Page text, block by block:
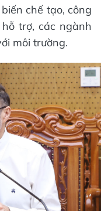
chế tạo, công
trợ, các ngành
môi trường.